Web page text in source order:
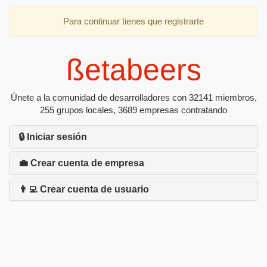
Para continuar tienes que registrarte
ßetabeers
Únete a la comunidad de desarrolladores con 32141 miembros,
255 grupos locales, 3689 empresas contratando
🔒 Iniciar sesión
💼 Crear cuenta de empresa
👨‍💻 Crear cuenta de usuario